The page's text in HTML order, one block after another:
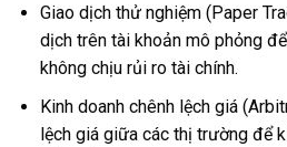
Giao dịch thử nghiệm (Paper
dịch trên tài khoản mô phỏng
không chịu rủi ro tài chính.
Kinh doanh chênh lệch giá
lệch giá giữa các thị trường để